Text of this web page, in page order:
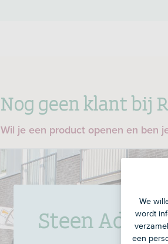
Nog geen klant bij
Wil je een product openen en ben
Steen
We
wordt
een